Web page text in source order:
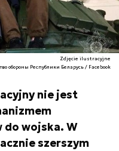
Zdjęcie ilustracyjne
обороны Республики Беларусь / Facebook
nie jest
do wojska. W
szerszym